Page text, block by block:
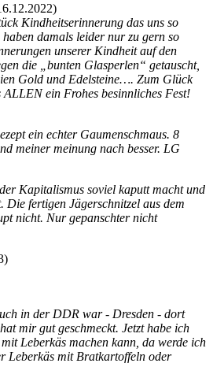
Kindheitserinnerung das uns so
damals leider nur zu gern so
unserer Kindheit auf den
die „bunten Glasperlen“ getauscht,
Gold und Edelsteine…. Zum Glück
ein Frohes besinnliches Fest!
ein echter Gaumenschmaus. 8
meiner meinung nach besser. LG
Kapitalismus soviel kaputt macht und
Die fertigen Jägerschnitzel aus dem
nicht. Nur gepanschter nicht
in der DDR war - Dresden - dort
mir gut geschmeckt. Jetzt habe ich
Leberkäs machen kann, da werde ich
Leberkäs mit Bratkartoffeln oder